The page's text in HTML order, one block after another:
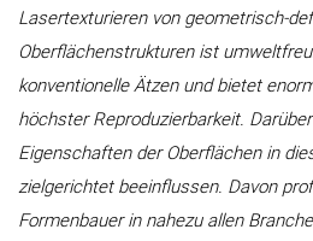
Lasertexturieren von geometrisch-
Oberflächenstrukturen ist
konventionelle Ätzen und bietet
höchster Reproduzierbarkeit.
Eigenschaften der Oberflächen in
zielgerichtet beeinflussen. Davon
Formenbauer in nahezu allen